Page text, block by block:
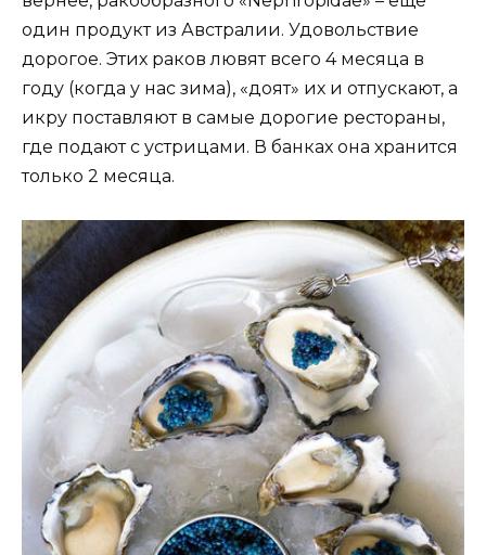
один продукт из Австралии. Удовольствие
дорогое. Этих раков лювят всего 4 месяца в
году (когда у нас зима), «доят» их и отпускают, а
икру поставляют в самые дорогие рестораны,
где подают с устрицами. В банках она хранится
только 2 месяца.